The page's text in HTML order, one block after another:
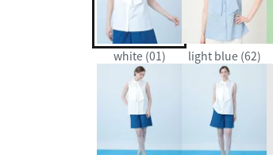
white (01) light blue (62)